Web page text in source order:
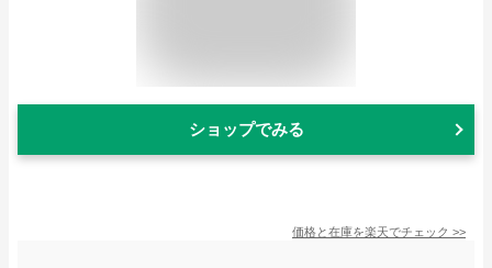
ショップでみる
価格と在庫を楽天でチェック >>